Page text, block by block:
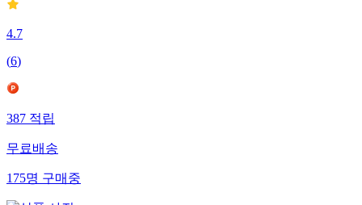
4.7
(6)
387 적립
무료배송
175명 구매중